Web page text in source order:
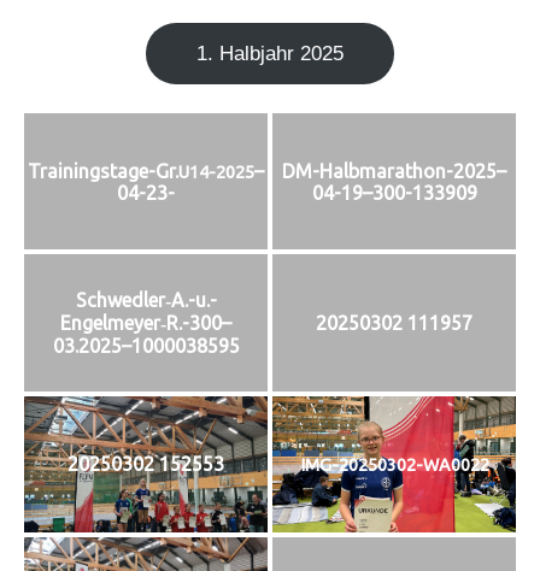
1. Halb­jahr 2025
Trainingstage-Gr.U14-2025–
04-23-
DM-Halbmarathon-2025–
04-19–300-133909
Schwedler‑A.-u.-
Engelmeyer‑R.-300–
03.2025–1000038595
20250302 111957
20250302 152553 IMG-20250302-WA0022